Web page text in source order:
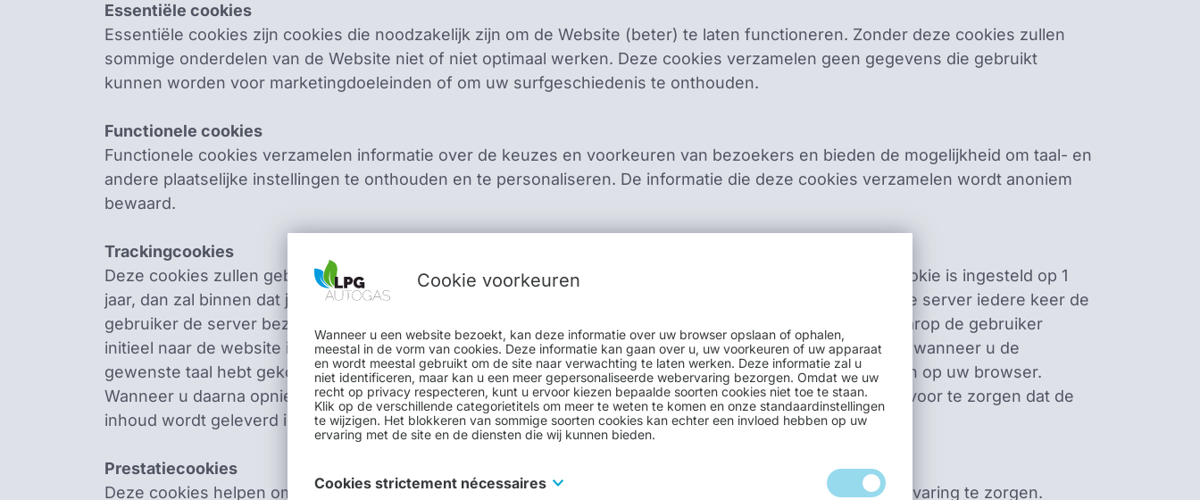
Essentiële cookies
Essentiële cookies zijn cookies die noodzakelijk zijn om de Website (beter) te laten functioneren. Zonder deze cookies zullen
sommige onderdelen van de Website niet of niet optimaal werken. Deze cookies verzamelen geen gegevens die gebruikt
kunnen worden voor marketingdoeleinden of om uw surfgeschiedenis te onthouden.
Functionele cookies
Functionele cookies verzamelen informatie over de keuzes en voorkeuren van bezoekers en bieden de mogelijkheid om taal- en
andere plaatselijke instellingen te onthouden en te personaliseren. De informatie die deze cookies verzamelen wordt anoniem
bewaard.
Trackingcookies
Deze cookies zullen gebruikerssessies overleven. Wanneer de maximale leeftijd van een permanente cookie is ingesteld op 1
jaar, dan zal binnen dat jaar de initiële waarde, opgenomen in die cookie, terug verzonden worden naar de server iedere keer de
gebruiker de server bezoekt. Dit wordt gedaan om essentiële informatie op te slaan (zoals de manier waarop de gebruiker
initieel naar de website is gekomen). Daarom worden ze ook wel trackingcookies genoemd. Bijvoorbeeld wanneer u de
gewenste taal hebt gekozen, zal de Website uw voorkeur opnemen in een permanente cookie en opslaan op uw browser.
Wanneer u daarna opnieuw de Website bezoekt, zal de Website die permanente cookie gebruiken om ervoor te zorgen dat de
inhoud wordt geleverd in de door u gewenste taal.
Prestatiecookies
Deze cookies helpen om de prestaties van de Website te verbeteren en zo voor een betere gebruikerservaring te zorgen.
Cookie voorkeuren
Wanneer u een website bezoekt, kan deze informatie over uw browser opslaan of ophalen,
meestal in de vorm van cookies. Deze informatie kan gaan over u, uw voorkeuren of uw apparaat
en wordt meestal gebruikt om de site naar verwachting te laten werken. Deze informatie zal u
niet identificeren, maar kan u een meer gepersonaliseerde webervaring bezorgen. Omdat we uw
recht op privacy respecteren, kunt u ervoor kiezen bepaalde soorten cookies niet toe te staan.
Klik op de verschillende categorietitels om meer te weten te komen en onze standaardinstellingen
te wijzigen. Het blokkeren van sommige soorten cookies kan echter een invloed hebben op uw
ervaring met de site en de diensten die wij kunnen bieden.
Cookies strictement nécessaires